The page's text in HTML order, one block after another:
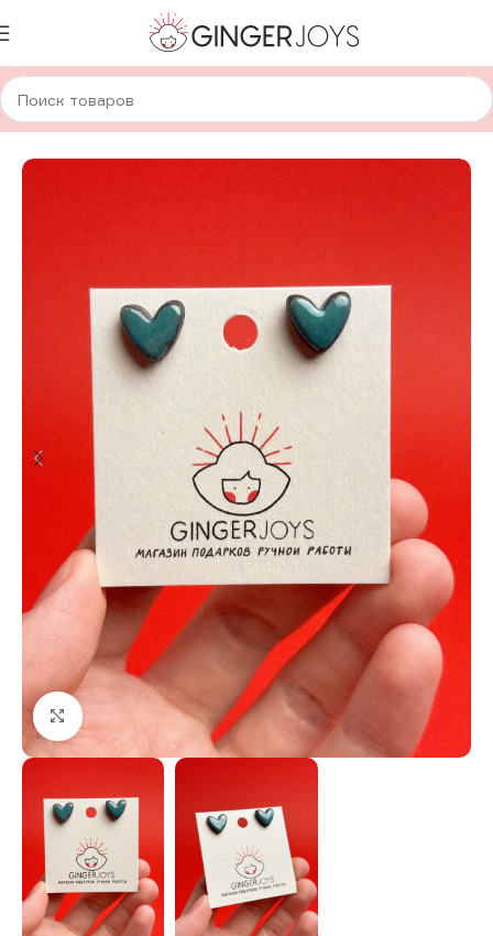
Главная Украшения Кулоны Керамические кулоны
Нажмите, чтобы увеличить изображение